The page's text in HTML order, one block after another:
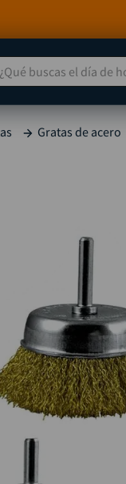
buscas el día de hoy?
Gratas de acero